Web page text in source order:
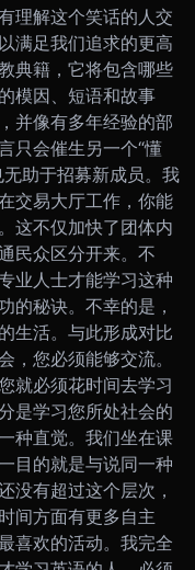
理解这个笑话的人交
满足我们追求的更高
典籍，它将包含哪些
模因、短语和故事
并像有多年经验的部
只会催生另一个“懂
助于招募新成员。我
交易大厅工作，你能
这不仅加快了团体内
民众区分开来。不
业人士才能学习这种
的秘诀。 不幸的是，
生活。与此形成对比
，您必须能够交流。
就必须花时间去学习
是学习您所处社会的
种直觉。我们坐在课
目的就是与说同一种
没有超过这个层次，
间方面有更多自主
喜欢的活动。我完全